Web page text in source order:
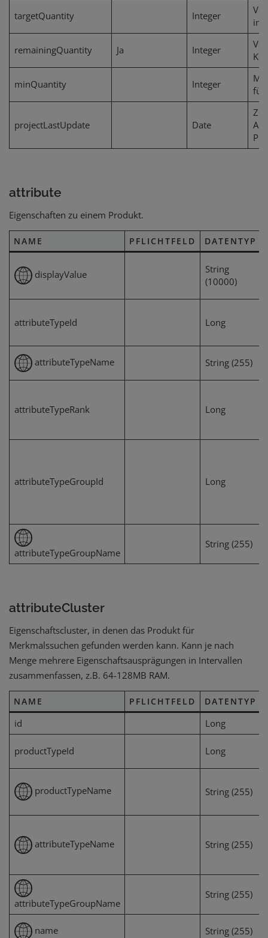
targetQuantity Integer
im
remainingQuantity Ja Integer
minQuantity Integer
für
projectLastUpdate Date
attribute
Eigenschaften zu einem Produkt.
NAME PFLICHTFELD DATENTYP
displayValue
String
(10000)
attributeTypeId Long
attributeTypeName String (255)
attributeTypeRank Long
attributeTypeGroupId Long
attributeTypeGroupName
String (255)
attributeCluster
Eigenschaftscluster, in denen das Produkt für
Merkmalssuchen gefunden werden kann. Kann je nach
Menge mehrere Eigenschaftsausprägungen in Intervallen
zusammenfassen, z.B. 64-128MB RAM.
NAME PFLICHTFELD DATENTYP
id Long
productTypeId Long
productTypeName String (255)
attributeTypeName String (255)
attributeTypeGroupName
String (255)
name String (255)